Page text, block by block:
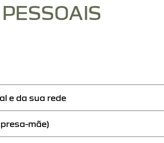
PESSOAIS
e da sua rede
mãe)